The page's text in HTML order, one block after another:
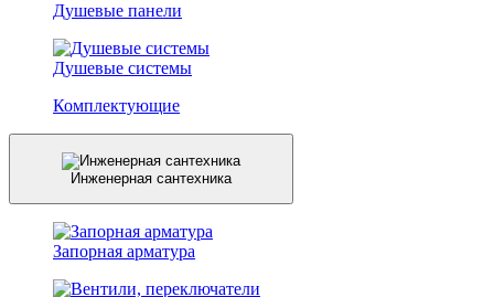
Душевые панели
Душевые системы
Комплектующие
Инженерная сантехника
Запорная арматура